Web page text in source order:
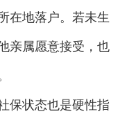
在地落户。若未生
亲属愿意接受，也
状态也是硬性指